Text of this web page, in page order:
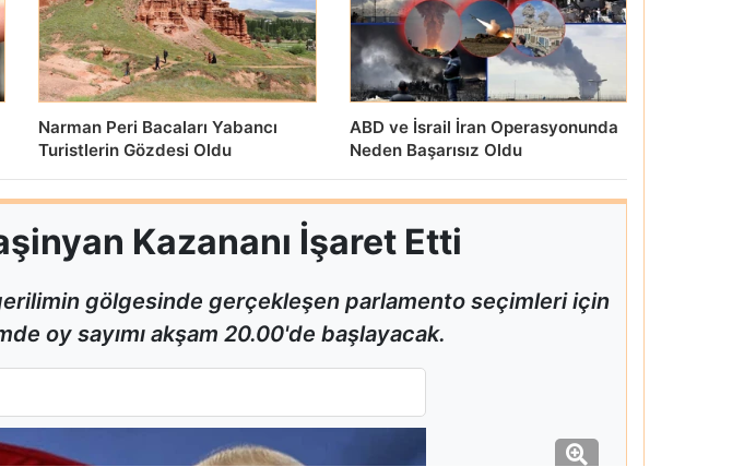
Narman Peri Bacaları Yabancı
Turistlerin Gözdesi Oldu
ABD ve İsrail İran Operasyonunda
Neden Başarısız Oldu
Kazananı İşaret Etti
gölgesinde gerçekleşen parlamento seçimleri için
oy sayımı akşam 20.00'de başlayacak.
İşaret Etti